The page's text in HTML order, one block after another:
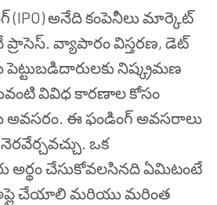
(IPO) అనేది కంపెనీలు మార్కెట్
ప్రాసెస్. వ్యాపారం విస్తరణ, డెట్
పెట్టుబడిదారులకు నిష్క్రమణ
వివిధ కారణాల కోసం
అవసరం. ఈ ఫండింగ్ అవసరాలు
ఒక
అర్థం చేసుకోవలసినది ఏమిటంటే
చేయాలి మరియు మరింత